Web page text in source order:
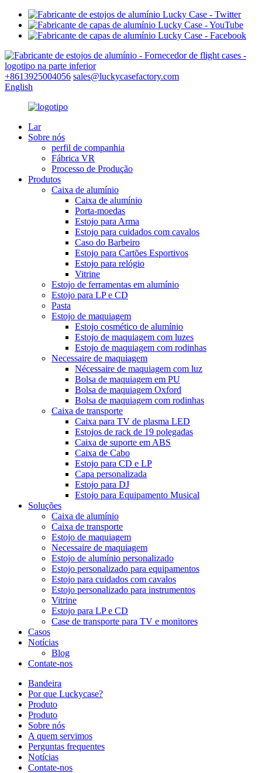
+8613925004056 sales@luckycasefactory.com
English
Lar
Sobre nós
perfil de companhia
Fábrica VR
Processo de Produção
Produtos
Caixa de alumínio
Caixa de alumínio
Porta-moedas
Estojo para Arma
Estojo para cuidados com cavalos
Caso do Barbeiro
Estojo para Cartões Esportivos
Estojo para relógio
Vitrine
Estojo de ferramentas em alumínio
Estojo para LP e CD
Pasta
Estojo de maquiagem
Estojo cosmético de alumínio
Estojo de maquiagem com luzes
Estojo de maquiagem com rodinhas
Necessaire de maquiagem
Nécessaire de maquiagem com luz
Bolsa de maquiagem em PU
Bolsa de maquiagem Oxford
Bolsa de maquiagem com rodinhas
Caixa de transporte
Caixa para TV de plasma LED
Estojos de rack de 19 polegadas
Caixa de suporte em ABS
Caixa de Cabo
Estojo para CD e LP
Capa personalizada
Estojo para DJ
Estojo para Equipamento Musical
Soluções
Caixa de alumínio
Caixa de transporte
Estojo de maquiagem
Necessaire de maquiagem
Estojo de alumínio personalizado
Estojo personalizado para equipamentos
Estojo para cuidados com cavalos
Estojo personalizado para instrumentos
Vitrine
Estojo para LP e CD
Case de transporte para TV e monitores
Casos
Notícias
Blog
Contate-nos
Bandeira
Por que Luckycase?
Produto
Produto
Sobre nós
A quem servimos
Perguntas frequentes
Notícias
Contate-nos